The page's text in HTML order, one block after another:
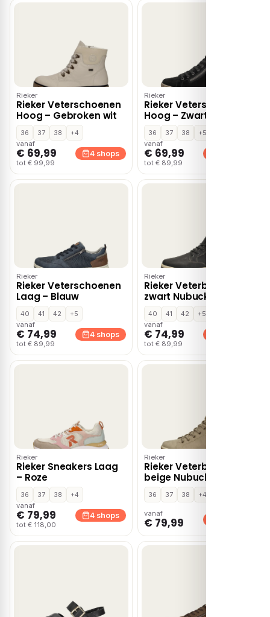
Rieker
Rieker Veterschoenen
Hoog – Gebroken wit
36 37 38
+4
vanaf
€ 69,99
tot € 99,99
4 shops
Rieker
Rieker Veterschoenen
Hoog – Zwart
36 37 38
+5
vanaf
€ 69,99
tot € 89,99
Rieker
Rieker Veterschoenen
Laag – Blauw
40 41 42
+5
vanaf
€ 74,99
tot € 89,99
4 shops
Rieker
Rieker Veterboots
zwart Nubuck
40 41 42
+5
vanaf
€ 74,99
tot € 89,99
Rieker
Rieker Sneakers Laag
– Roze
36 37 38
+4
vanaf
€ 79,99
tot € 118,00
4 shops
Rieker
Rieker Veterboots
beige Nubuck
36 37 38 +4
vanaf
€ 79,99